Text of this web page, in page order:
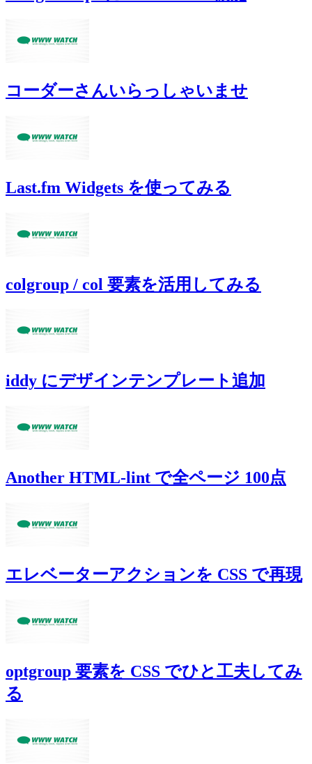
コーダーさんいらっしゃいませ
Last.fm Widgets を使ってみる
colgroup / col 要素を活用してみる
iddy にデザインテンプレート追加
Another HTML-lint で全ページ 100点
エレベーターアクションを CSS で再現
optgroup 要素を CSS でひと工夫してみ
る